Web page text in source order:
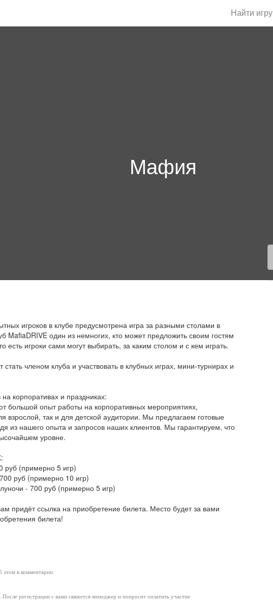
Найти игру
Мафия
игроков в клубе предусмотрена игра за разными столами в
MafiaDRIVE один из немногих, кто может предложить своим гостям
есть игроки сами могут выбирать, за каким столом и с кем играть.
членом клуба и участвовать в клубных играх, мини-турнирах и
корпоративах и праздниках:
большой опыт работы на корпоративных мероприятиях,
взрослой, так и для детской аудитории. Мы предлагаем готовые
из нашего опыта и запросов наших клиентов. Мы гарантируем, что
уровне.
руб (примерно 5 игр)
руб (примерно 10 игр)
- 700 руб (примерно 5 игр)
придёт ссылка на приобретение билета. Место будет за вами
билета!
этом в комментарии.
После регистрации с вами свяжется менеджер и попросит оплатить участие